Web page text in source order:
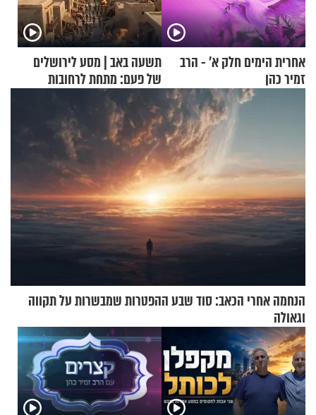
אחרית הימים חלק א’ - הרב
זמיר כהן
תשעה באב | מסע לירושלים
של פעם: מתחת לרחובות
ירושלים
הנחמה אחרי הכאב: סוד שבע ההפטרות שמבשרות על תקווה
וגאולה